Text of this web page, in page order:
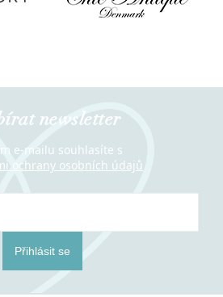
newsletter
e-mailu souhlasíte s
ochrany osobních údajů
Přihlásit se